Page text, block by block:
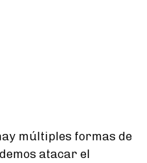
múltiples formas de
atacar el